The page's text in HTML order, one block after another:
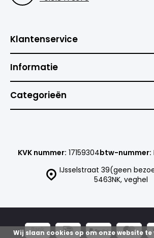
Klantenservice
Informatie
Categorieën
IJsselstraat 39(geen
5463NK, veghel
KVK nummer: 17159304btw-nummer:
Wij slaan cookies op om onze website te